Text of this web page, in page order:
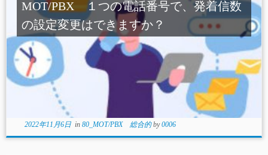
MOT/PBX １つの電話番号で、発着信数
の設定変更はできますか？
2022年11月6日in 80_MOT/PBX 総合的by0006